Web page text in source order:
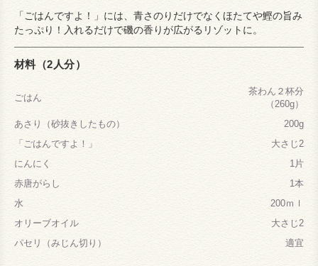
「ごはんですよ！」には、青さのりだけでなくほたてや鰹の旨み
たっぷり！入れるだけで磯の香りが広がるリゾットに。
材料（2人分）
ごはん
茶わん２杯分
（260g）
あさり（砂抜きしたもの）
200g
「ごはんですよ！」
大さじ2
にんにく
1片
赤唐がらし
1本
水
200ｍｌ
オリーブオイル
大さじ2
パセリ（みじん切り）
適宜